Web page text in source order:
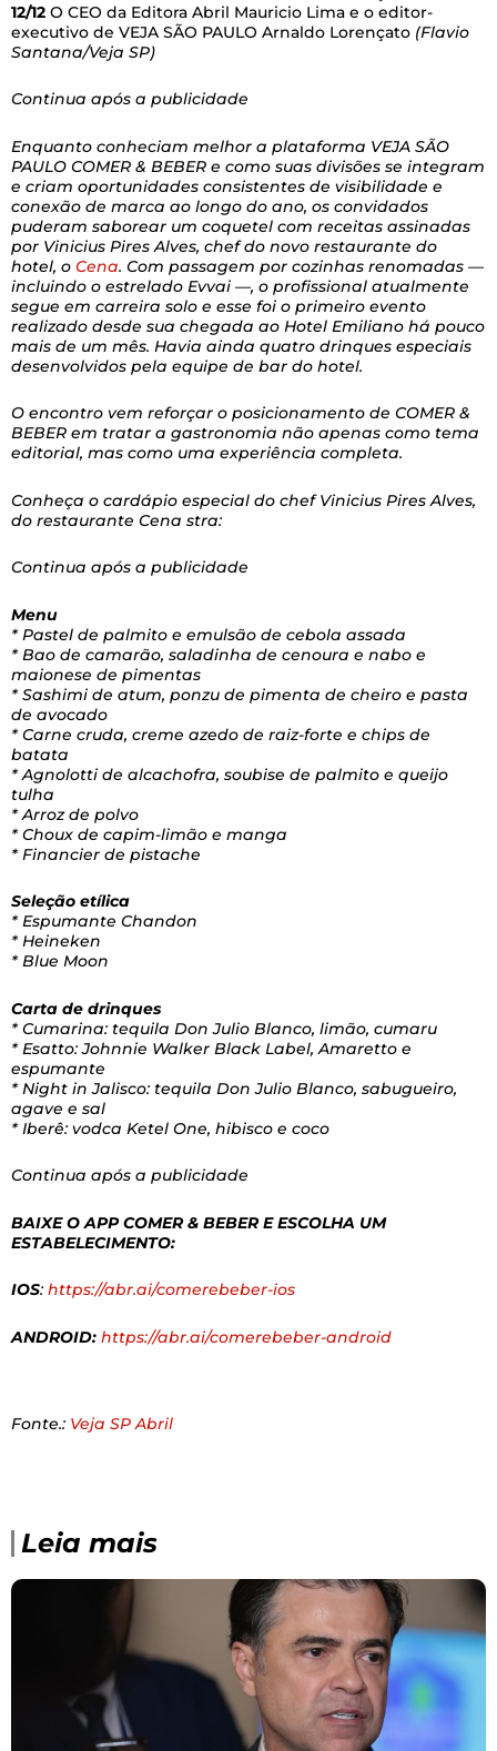
12/12 O CEO da Editora Abril Mauricio Lima e o editor-
executivo de VEJA SÃO PAULO Arnaldo Lorençato (Flavio
Santana/Veja SP)
Continua após a publicidade
Enquanto conheciam melhor a plataforma VEJA SÃO
PAULO COMER & BEBER e como suas divisões se integram
e criam oportunidades consistentes de visibilidade e
conexão de marca ao longo do ano, os convidados
puderam saborear um coquetel com receitas assinadas
por Vinicius Pires Alves, chef do novo restaurante do
hotel, o Cena. Com passagem por cozinhas renomadas —
incluindo o estrelado Evvai —, o profissional atualmente
segue em carreira solo e esse foi o primeiro evento
realizado desde sua chegada ao Hotel Emiliano há pouco
mais de um mês. Havia ainda quatro drinques especiais
desenvolvidos pela equipe de bar do hotel.
O encontro vem reforçar o posicionamento de COMER &
BEBER em tratar a gastronomia não apenas como tema
editorial, mas como uma experiência completa.
Conheça o cardápio especial do chef Vinicius Pires Alves,
do restaurante Cena stra:
Continua após a publicidade
Menu
* Pastel de palmito e emulsão de cebola assada
* Bao de camarão, saladinha de cenoura e nabo e
maionese de pimentas
* Sashimi de atum, ponzu de pimenta de cheiro e pasta
de avocado
* Carne cruda, creme azedo de raiz-forte e chips de
batata
* Agnolotti de alcachofra, soubise de palmito e queijo
tulha
* Arroz de polvo
* Choux de capim-limão e manga
* Financier de pistache
Seleção etílica
* Espumante Chandon
* Heineken
* Blue Moon
Carta de drinques
* Cumarina: tequila Don Julio Blanco, limão, cumaru
* Esatto: Johnnie Walker Black Label, Amaretto e
espumante
* Night in Jalisco: tequila Don Julio Blanco, sabugueiro,
agave e sal
* Iberê: vodca Ketel One, hibisco e coco
Continua após a publicidade
BAIXE O APP COMER & BEBER E ESCOLHA UM
ESTABELECIMENTO:
IOS: https://abr.ai/comerebeber-ios
ANDROID: https://abr.ai/comerebeber-android
Fonte.: Veja SP Abril
Leia mais